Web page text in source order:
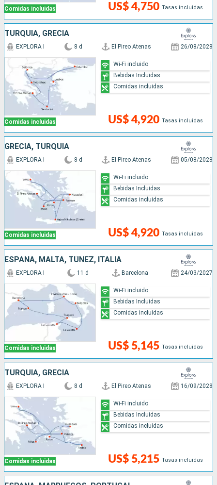
Comidas incluidas US$ 4,750 Tasas incluidas
TURQUÍA, GRECIA
Comidas incluidas
EXPLORA I 8 d El Pireo Atenas 26/08/2028
US$ 4,920 Tasas incluidas
Wi-Fi incluido
Bebidas Incluidas
Comidas incluidas
GRECIA, TURQUÍA
Comidas incluidas
EXPLORA I 8 d El Pireo Atenas 05/08/2028
US$ 4,920 Tasas incluidas
Wi-Fi incluido
Bebidas Incluidas
Comidas incluidas
ESPAÑA, MALTA, TÚNEZ, ITALIA
Comidas incluidas
EXPLORA I 11 d Barcelona 24/03/2027
US$ 5,145 Tasas incluidas
Wi-Fi incluido
Bebidas Incluidas
Comidas incluidas
TURQUÍA, GRECIA
Comidas incluidas
EXPLORA I 8 d El Pireo Atenas 16/09/2028
US$ 5,215 Tasas incluidas
Wi-Fi incluido
Bebidas Incluidas
Comidas incluidas